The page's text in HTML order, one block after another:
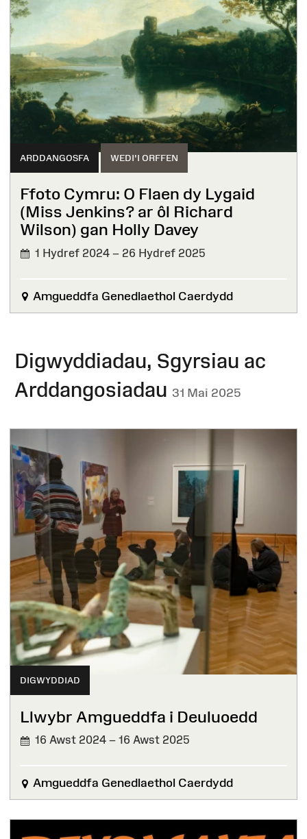
ARDDANGOSFA WEDI'I ORFFEN
Ffoto Cymru: O Flaen dy Lygaid
(Miss Jenkins? ⁠ar ôl Richard
Wilson) gan Holly Davey
1 Hydref 2024 – 26 Hydref 2025
WEDI'I
Amgueddfa Genedlaethol Caerdydd
Digwyddiadau, Sgyrsiau ac
Arddangosiadau 31 Mai 2025
DIGWYDDIAD
Llwybr Amgueddfa i Deuluoedd
16 Awst 2024 – 16 Awst 2025
Amgueddfa Genedlaethol Caerdydd